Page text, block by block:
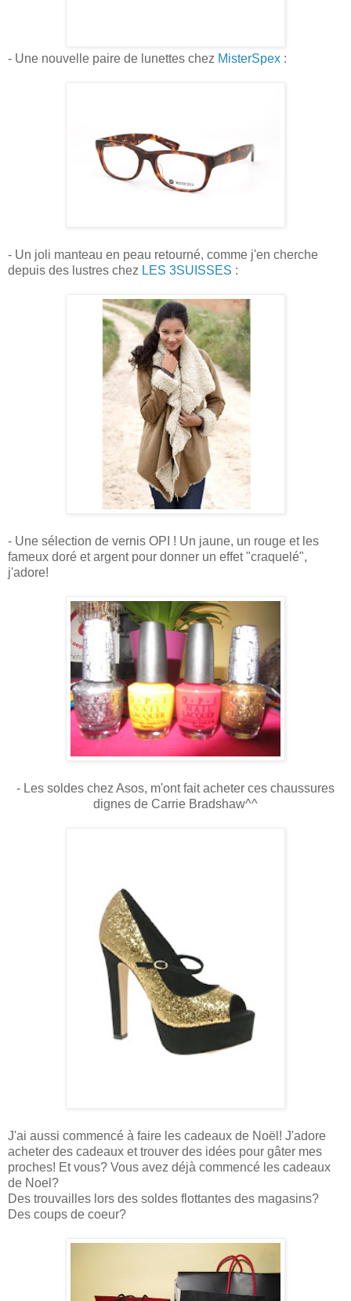
- Une nouvelle paire de lunettes chez MisterSpex :
- Un joli manteau en peau retourné, comme j'en cherche
depuis des lustres chez LES 3SUISSES :
- Une sélection de vernis OPI ! Un jaune, un rouge et les
fameux doré et argent pour donner un effet "craquelé",
j'adore!
- Les soldes chez Asos, m'ont fait acheter ces chaussures
dignes de Carrie Bradshaw^^
J'ai aussi commencé à faire les cadeaux de Noël! J'adore
acheter des cadeaux et trouver des idées pour gâter mes
proches! Et vous? Vous avez déjà commencé les cadeaux
de Noel?
Des trouvailles lors des soldes flottantes des magasins?
Des coups de coeur?